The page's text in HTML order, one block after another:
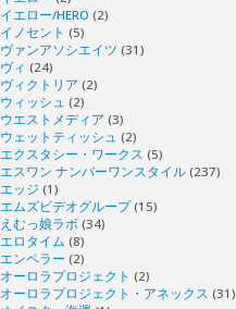
イエロー/HERO (2)
イノセント (5)
ヴァンアソシエイツ (31)
ヴィ (24)
ヴィクトリア (2)
ウィッシュ (2)
ウエストメディア (3)
ウェットティッシュ (2)
エクスタシー・ワークス (5)
エスワン ナンバーワンスタイル (237)
エッジ (1)
エムズビデオグループ(15)
えむっ娘ラボ (34)
エロタイム (8)
エンペラー (2)
オーロラプロジェクト (2)
オーロラプロジェクト・アネックス (31)